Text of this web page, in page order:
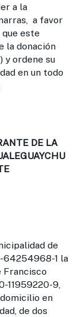
a la
a favor
este
la donación
y ordene su
en un todo
DE LA
de
64254968-1 la
Francisco
11959220-9,
en
de dos